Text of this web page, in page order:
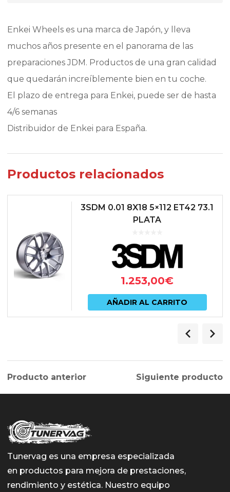
Enkei Wheels es una marca de Japón, y lleva
muchos años presente en el panorama de las
preparaciones JDM. Productos de una gran calidad
que quedarán increíblemente bien en tu coche.
El plazo de entrega para Enkei, puede ser de hasta
4/6 semanas
Distribuidor de Enkei para España.
Productos relacionados
3SDM 0.01 8X18 5×112 ET42 73.1
PLATA
1.253,00€
AÑADIR AL CARRITO
Producto anterior Siguiente producto
Tunervag es una empresa especializada
en productos para mejora de prestaciones,
rendimiento y estética. Nuestro equipo